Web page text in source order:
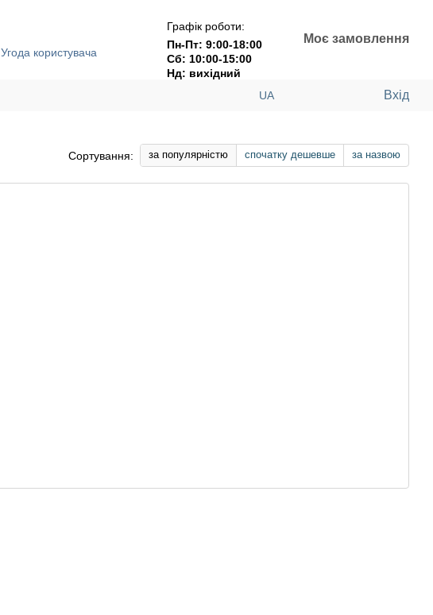
Угода користувача
Графік роботи:
Пн-Пт: 9:00-18:00
Сб: 10:00-15:00
Нд: вихідний
Моє замовлення
UA Вхід
Сортування: за популярністю спочатку дешевше за назвою